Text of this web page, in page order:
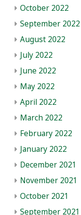
October 2022
September 2022
August 2022
July 2022
June 2022
May 2022
April 2022
March 2022
February 2022
January 2022
December 2021
November 2021
October 2021
September 2021